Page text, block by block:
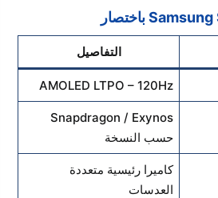
التفاصيل
AMOLED LTPO – 120Hz
Snapdragon / Exynos
حسب النسخة
كاميرا رئيسية متعددة
العدسات